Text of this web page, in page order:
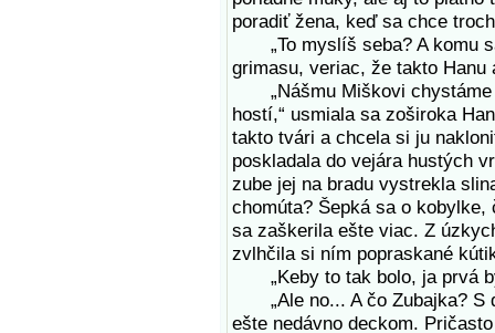
poradiť žena, keď sa chce
„To myslíš seba? A komu
grimasu, veriac, že takto Hanu
„Nášmu Miškovi chystáme
hostí,“ usmiala sa zoširoka
takto tvári a chcela si ju
poskladala do vejára hustých
zube jej na bradu vystrekla
chomúta? Šepká sa o
sa zaškerila ešte viac. Z
zvlhčila si ním popraskané
„Keby to tak bolo, ja prvá
„Ale no... A čo Zubajka? S
ešte nedávno deckom.